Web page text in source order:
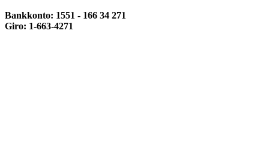
Bankkonto: 1551 - 166 34 271
Giro: 1-663-4271